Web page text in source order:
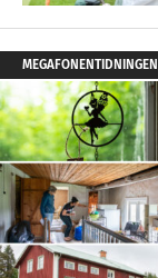
MEGAFONENTIDNINGEN